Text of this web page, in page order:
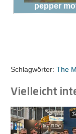
pepper
Schlagwörter: The
Vielleicht